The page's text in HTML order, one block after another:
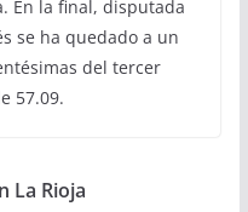
En la final, disputada
se ha quedado a un
del tercer
57.09.
La Rioja